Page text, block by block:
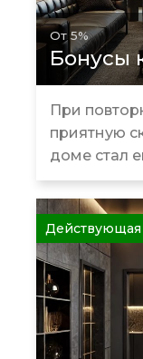
От 5%
Бонусы
При
приятную
доме стал
Действующая